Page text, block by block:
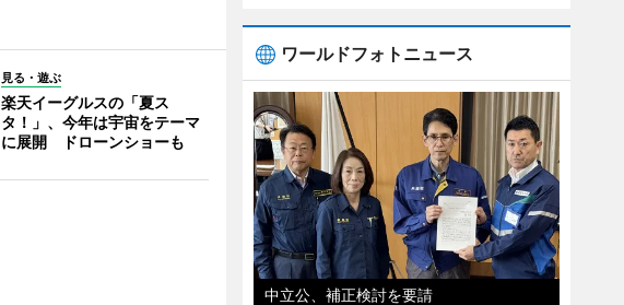
見る・遊ぶ
楽天イーグルスの「夏ス
タ！」、今年は宇宙をテーマ
に展開 ドローンショーも
ワールドフォトニュース
中立公、補正検討を要請